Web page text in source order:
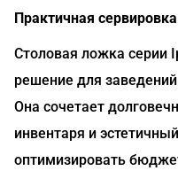
Практичная
Столовая ложка серии
решение для
Она сочетает
инвентаря и
оптимизировать